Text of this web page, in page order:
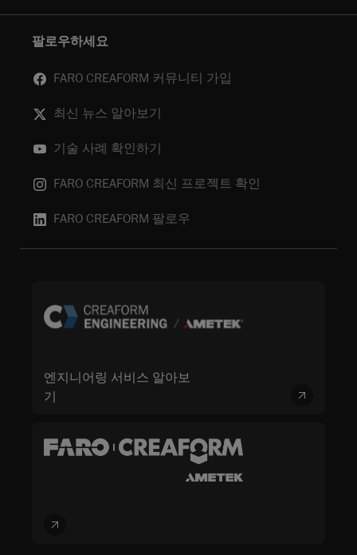
팔로우하세요
FARO CREAFORM 커뮤니티 가입
최신 뉴스 알아보기
기술 사례 확인하기
FARO CREAFORM 최신 프로젝트 확인
FARO CREAFORM 팔로우
엔지니어링 서비스 알아보
기